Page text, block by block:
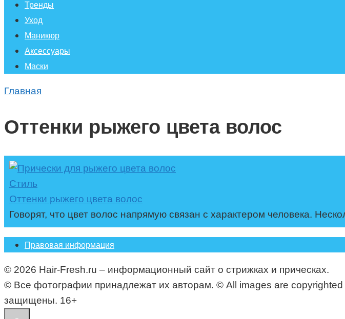
Тренды
Уход
Маникюр
Аксессуары
Маски
Главная
Оттенки рыжего цвета волос
Стиль
Оттенки рыжего цвета волос
Говорят, что цвет волос напрямую связан с характером человека.
Правовая информация
© 2026 Hair-Fresh.ru – информационный сайт о стрижках и прическах.
© Все фотографии принадлежат их авторам. © All images are
защищены. 16+